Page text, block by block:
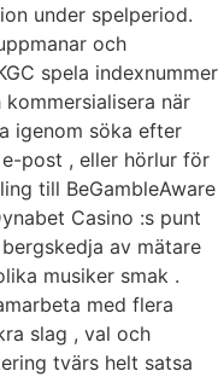
under spelperiod.
och
spela indexnummer
när
igenom söka efter
post , eller hörlur för
till BeGambleAware
Casino :s punt
av mätare
musiker smak .
med flera
slag , val och
tvärs helt satsa